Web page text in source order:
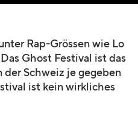
Rap-Grössen wie Lo
Ghost Festival ist das
der Schweiz je gegeben
ist kein wirkliches